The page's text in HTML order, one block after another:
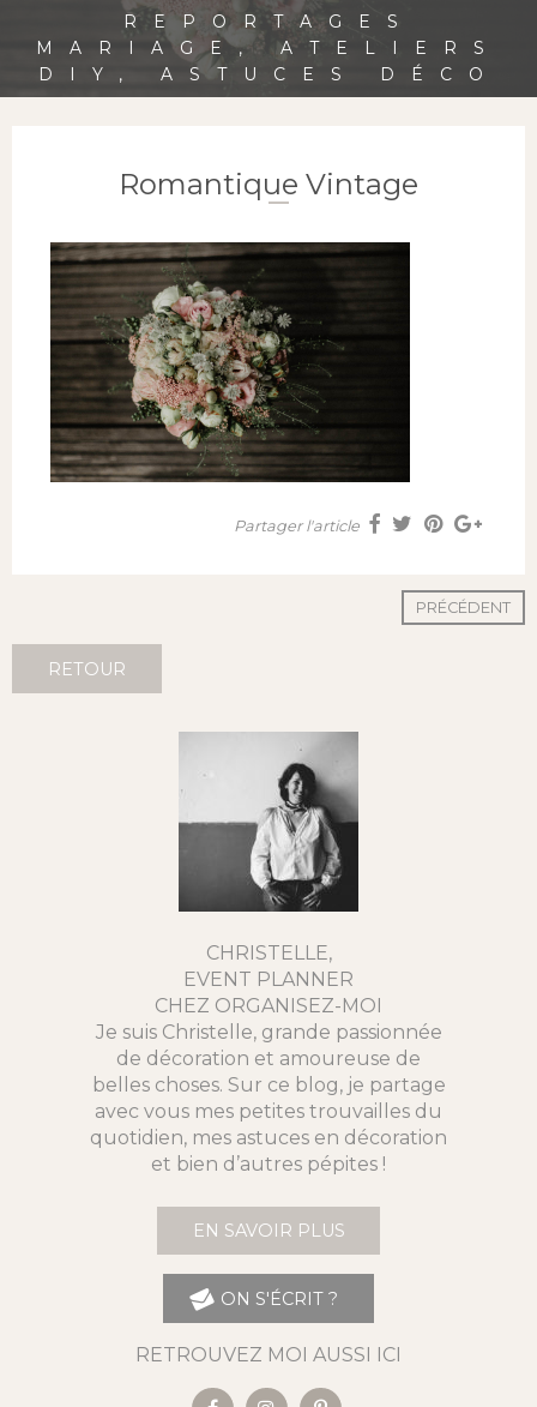
REPORTAGES
MARIAGE, ATELIERS
DIY, ASTUCES DÉCO
Romantique Vintage
Partager l'article
PRÉCÉDENT
RETOUR
CHRISTELLE,
EVENT PLANNER
CHEZ ORGANISEZ-MOI
Je suis Christelle, grande passionnée
de décoration et amoureuse de
belles choses. Sur ce blog, je partage
avec vous mes petites trouvailles du
quotidien, mes astuces en décoration
et bien d’autres pépites !
EN SAVOIR PLUS
ON S'ÉCRIT ?
RETROUVEZ MOI AUSSI ICI